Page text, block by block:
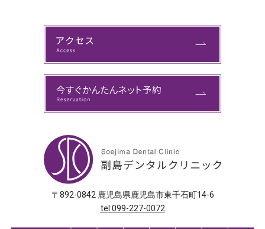
〒892-0842 鹿児島県鹿児島市東千石町14-6
tel:099-227-0072